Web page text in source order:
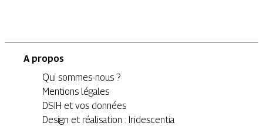
A propos
Qui sommes-nous ?
Mentions légales
DSIH et vos données
Design et réalisation : Iridescentia